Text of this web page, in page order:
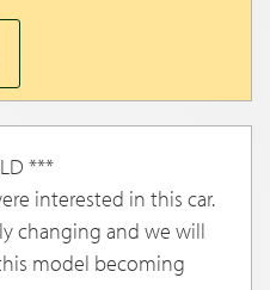
***
interested in this car.
changing and we will
model becoming